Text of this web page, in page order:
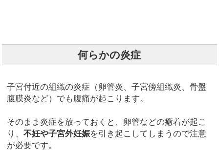
何らかの炎症
子宮付近の組織の炎症（卵管炎、子宮傍組織炎、骨盤
腹膜炎など）でも腹痛が起こります。
そのまま炎症を放っておくと、卵管などの癒着が起こ
り、不妊や子宮外妊娠を引き起こしてしまうので注意
が必要です。